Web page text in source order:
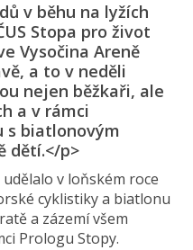
v běhu na lyžích
Stopa pro život
Vysočina Areně
a to v neděli
nejen běžkaři, ale
a v rámci
s biatlonovým
dětí.</p>
v loňském roce
cyklistiky a biatlonu
a zázemí všem
Prologu Stopy.